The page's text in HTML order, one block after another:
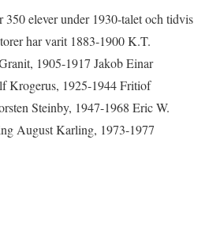
350 elever under 1930-talet och tidvis
har varit 1883-1900 K.T.
1905-1917 Jakob Einar
Krogerus, 1925-1944 Fritiof
Steinby, 1947-1968 Eric W.
August Karling, 1973-1977